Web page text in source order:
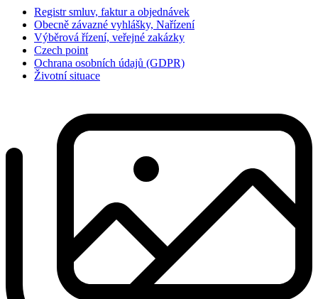
Registr smluv, faktur a objednávek
Obecně závazné vyhlášky, Nařízení
Výběrová řízení, veřejné zakázky
Czech point
Ochrana osobních údajů (GDPR)
Životní situace